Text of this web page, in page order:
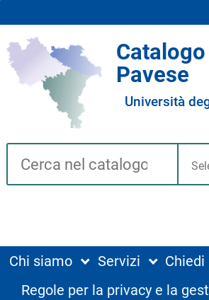
Pavese
Università
Cerca su "Catalogo"
Chi siamo Servizi
Regole per la privacy e la